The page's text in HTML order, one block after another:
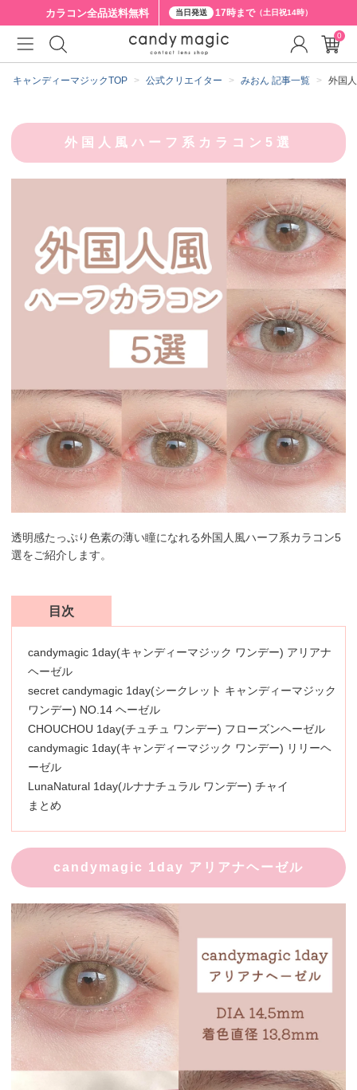
カラコン全品送料無料 当日発送 17時まで（土日祝14時）
キャンディーマジックTOP 公式クリエイター みおん 記事一覧 外国
外国人風ハーフ系カラコン5選
透明感たっぷり色素の薄い瞳になれる外国人風ハーフ系カラコン5
選をご紹介します。
目次
candymagic 1day(キャンディーマジック ワンデー) アリアナ
ヘーゼル
secret candymagic 1day(シークレット キャンディーマジック
ワンデー) NO.14 ヘーゼル
CHOUCHOU 1day(チュチュ ワンデー) フローズンヘーゼル
candymagic 1day(キャンディーマジック ワンデー) リリーヘ
ーゼル
LunaNatural 1day(ルナナチュラル ワンデー) チャイ
まとめ
candymagic 1day アリアナヘーゼル
0